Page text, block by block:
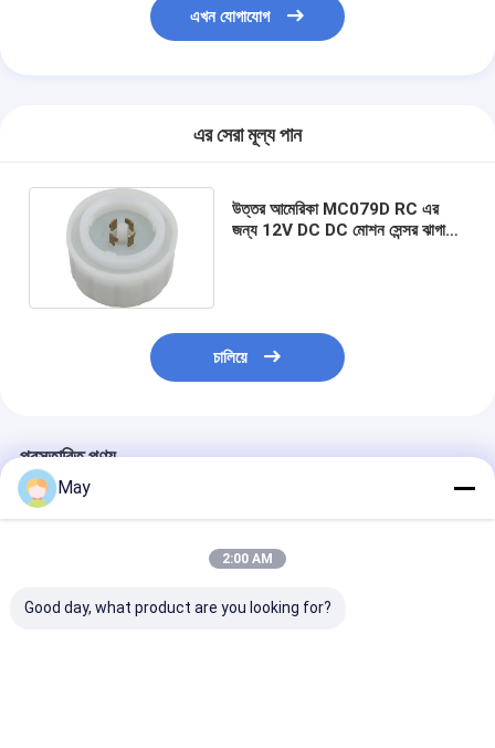
এখন যোগাযোগ
এর সেরা মূল্য পান
উত্তর আমেরিকা MC079D RC এর
জন্য 12V DC DC মোশন সেন্সর ঝাগা
চালিয়ে
প্রস্তাবিত পণ্য
May
2:00 AM
Good day, what product are you looking for?